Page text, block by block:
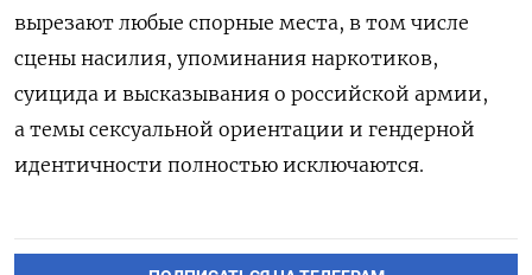
вырезают любые спорные места, в том числе
сцены насилия, упоминания наркотиков,
суицида и высказывания о российской армии,
а темы сексуальной ориентации и гендерной
идентичности полностью исключаются.